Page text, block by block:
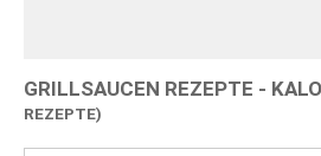
GRILLSAUCEN REZEPTE -
REZEPTE)